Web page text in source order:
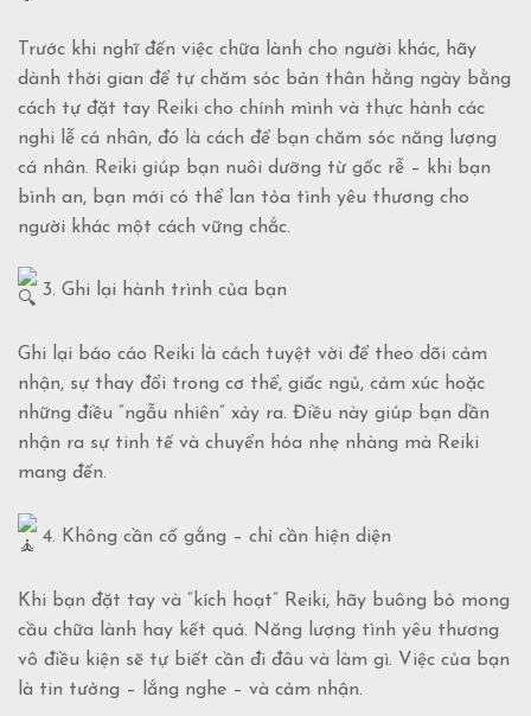
Trước khi nghĩ đến việc chữa lành cho người khác, hãy
dành thời gian để tự chăm sóc bản thân hằng ngày bằng
cách tự đặt tay Reiki cho chính mình và thực hành các
nghi lễ cá nhân, đó là cách để bạn chăm sóc năng lượng
cá nhân. Reiki giúp bạn nuôi dưỡng từ gốc rễ – khi bạn
bình an, bạn mới có thể lan tỏa tình yêu thương cho
người khác một cách vững chắc.
3. Ghi lại hành trình của bạn
Ghi lại báo cáo Reiki là cách tuyệt vời để theo dõi cảm
nhận, sự thay đổi trong cơ thể, giấc ngủ, cảm xúc hoặc
những điều “ngẫu nhiên” xảy ra. Điều này giúp bạn dần
nhận ra sự tinh tế và chuyển hóa nhẹ nhàng mà Reiki
mang đến.
4. Không cần cố gắng – chỉ cần hiện diện
Khi bạn đặt tay và “kích hoạt” Reiki, hãy buông bỏ mong
cầu chữa lành hay kết quả. Năng lượng tình yêu thương
vô điều kiện sẽ tự biết cần đi đâu và làm gì. Việc của bạn
là tin tưởng – lắng nghe – và cảm nhận.